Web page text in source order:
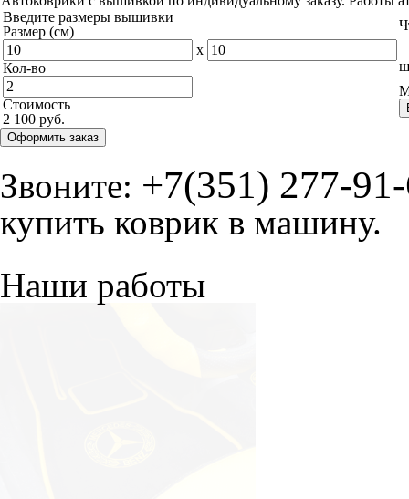
Введите размеры вышивки
Размер (см)
x
Кол-во
Стоимость
2 100 руб.
Оформить заказ
Звоните: +7(351) 277-
купить коврик в машину.
Наши работы